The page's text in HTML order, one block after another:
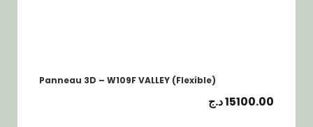
Panneau 3D – W109F VALLEY (Flexible)
15100.00د.ج